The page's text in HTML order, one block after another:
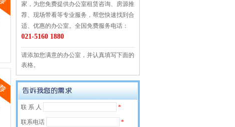
家，为您免费提供办公室租赁咨询、房源推
荐、现场带看等专业服务，帮您快速找到合
适、优惠的办公室。全国免费服务电话：
021-5160 1880
请添加您满意的办公室，并认真填写下面的
表格。
联 系 人 *
联系电话 *